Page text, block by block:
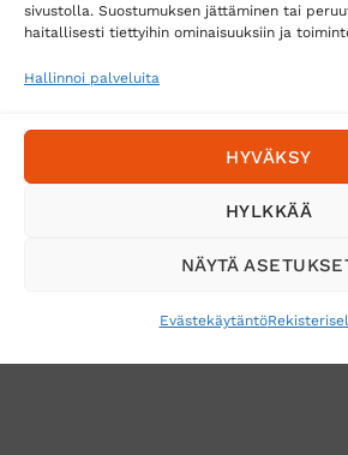
sivustolla. Suostumuksen jättäminen tai
haitallisesti tiettyihin ominaisuuksiin ja
Hallinnoi palveluita
HYVÄKSY
HYLKKÄÄ
NÄYTÄ
Evästekäytäntö
Tilaa uutiskirje ja saat